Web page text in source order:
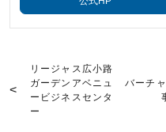
リージャス広小路
ガーデンアベニュ
ービジネスセンタ
ー
バーチ